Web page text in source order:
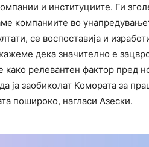
и институциите. Ги
компаниите во
се воспоставиja и
дека значително е
релевантен фактор пред
ја заобиколат Комората за
пошироко, нагласи Азески.